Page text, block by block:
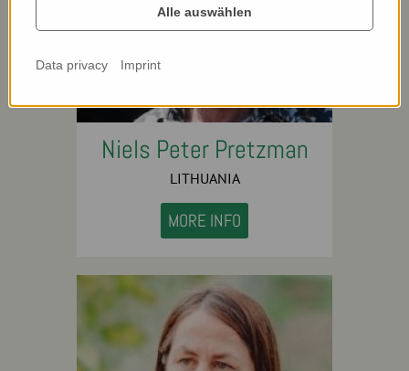
Niels Peter Pretzman
LITHUANIA
MORE INFO
Alle auswählen
Data privacy Imprint